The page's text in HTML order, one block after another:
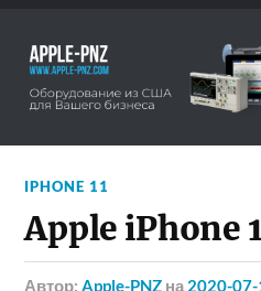
IPHONE 11
Apple iPhone
Автор:Apple-PNZ на 2020-07-